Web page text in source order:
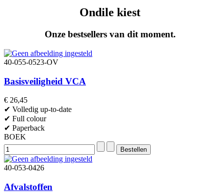
Ondile kiest
Onze bestsellers van dit moment.
40-055-0523-OV
Basisveiligheid VCA
€ 26,45
✔ Volledig up-to-date
✔ Full colour
✔ Paperback
BOEK
40-053-0426
Afvalstoffen